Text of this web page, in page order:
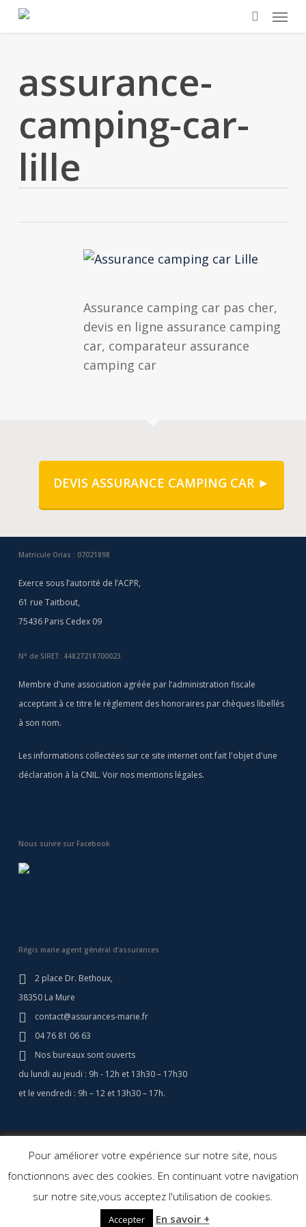
Skip
search
Menu
assurance-
camping-car-
lille
Assurance camping car pas cher,
devis en ligne assurance camping
car, comparateur assurance
camping car
DEVIS ASSURANCE CAMPING CAR ►
Matricule Orias : 07021898
Exerce sous l’autorité de l’ACPR,
61 rue Taitbout,
75436 Paris Cedex 09
N° de SIRET: 44827218700023
Membre d'une association agréée par l’administration fiscale
acceptant à ce titre le règlement des honoraires par chèques libellés
à son nom.
Les informations collectées sur ce site internet ont fait l'objet d'une
déclaration à la CNIL. Voir nos mentions légales.
Nous suivre sur Facebook
Régis marie agent général d’assurances
2 place Dr. Bethoux,
38350 La Mure
contact@assurances-marie.fr
04 76 81 06 63
Nos bureaux sont ouverts
du lundi au jeudi : 9h - 12h et 13h30 – 17h30
et le vendredi : 9h – 12 et 13h30 – 17h.
© 2026 Assurances Marie - Assurance Camping Car - Régis Marie
Cerf à Lunettes
Pour améliorer votre expérience sur notre site, nous
fonctionnons avec des cookies. En continuant votre navigation
sur notre site,vous acceptez l'utilisation de cookies.
Accepter En savoir +